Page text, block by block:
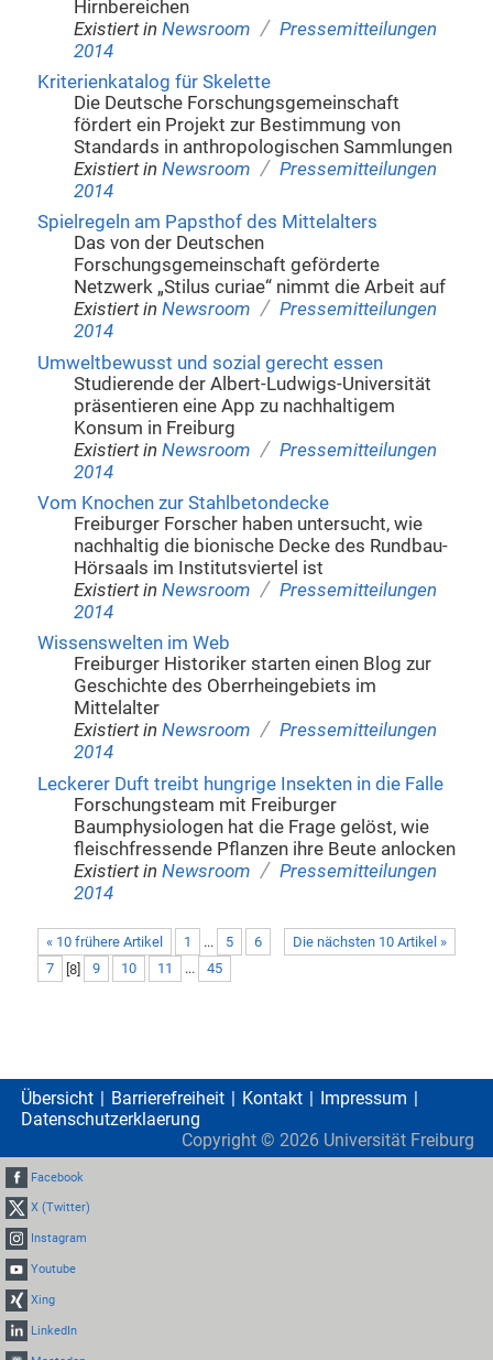
Hirnbereichen
Existiert in Newsroom / Pressemitteilungen
2014
Kriterienkatalog für Skelette
Die Deutsche Forschungsgemeinschaft
fördert ein Projekt zur Bestimmung von
Standards in anthropologischen Sammlungen
Existiert in Newsroom / Pressemitteilungen
2014
Spielregeln am Papsthof des Mittelalters
Das von der Deutschen
Forschungsgemeinschaft geförderte
Netzwerk „Stilus curiae“ nimmt die Arbeit auf
Existiert in Newsroom / Pressemitteilungen
2014
Umweltbewusst und sozial gerecht essen
Studierende der Albert-Ludwigs-Universität
präsentieren eine App zu nachhaltigem
Konsum in Freiburg
Existiert in Newsroom / Pressemitteilungen
2014
Vom Knochen zur Stahlbetondecke
Freiburger Forscher haben untersucht, wie
nachhaltig die bionische Decke des Rundbau-
Hörsaals im Institutsviertel ist
Existiert in Newsroom / Pressemitteilungen
2014
Wissenswelten im Web
Freiburger Historiker starten einen Blog zur
Geschichte des Oberrheingebiets im
Mittelalter
Existiert in Newsroom / Pressemitteilungen
2014
Leckerer Duft treibt hungrige Insekten in die Falle
Forschungsteam mit Freiburger
Baumphysiologen hat die Frage gelöst, wie
fleischfressende Pflanzen ihre Beute anlocken
Existiert in Newsroom / Pressemitteilungen
2014
« 10 frühere Artikel Die nächsten 10 Artikel »
1 ... 5
6
7
[8] 9 10 11 ... 45
Übersicht Barrierefreiheit Kontakt
Impressum
Datenschutzerklaerung
Copyright © 2026 Universität Freiburg
Facebook
X (Twitter)
Instagram
Youtube
Xing
LinkedIn